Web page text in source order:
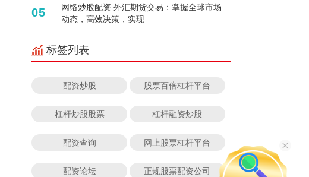
05
网络炒股配资 外汇期货交易：掌握全球市场
动态，高效决策，实现
标签列表
配资炒股 股票百倍杠杆平台
杠杆炒股股票 杠杆融资炒股
配资查询 网上股票杠杆平台
配资论坛 正规股票配资公司